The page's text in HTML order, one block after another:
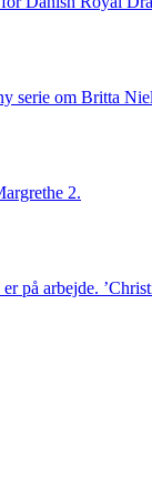
serie om Britta
2.
på arbejde.